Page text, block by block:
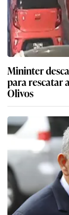
Mininter
para rescatar
Olivos